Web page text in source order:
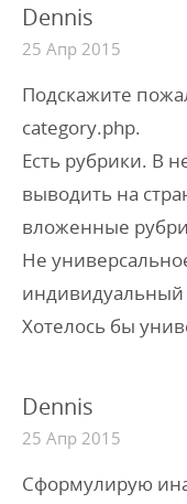
Dennis
25 Апр 2015
Подскажите
category.php.
Есть рубрики. В
выводить на
вложенные
Не
Хотелось бы
Dennis
25 Апр 2015
Сформулирую